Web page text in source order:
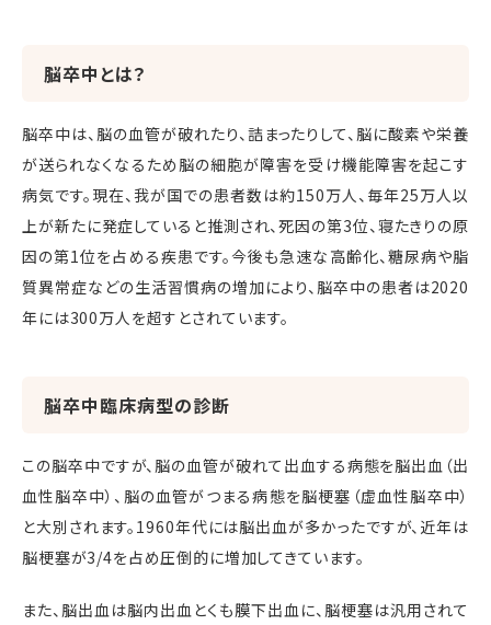
脳卒中とは？
脳卒中は、脳の血管が破れたり、詰まったりして、脳に酸素や栄養
が送られなくなるため脳の細胞が障害を受け機能障害を起こす
病気です。現在、我が国での患者数は約150万人、毎年25万人以
上が新たに発症していると推測され、死因の第3位、寝たきりの原
因の第1位を占める疾患です。今後も急速な高齢化、糖尿病や脂
質異常症などの生活習慣病の増加により、脳卒中の患者は2020
年には300万人を超すとされています。
脳卒中臨床病型の診断
この脳卒中ですが、脳の血管が破れて出血する病態を脳出血（出
血性脳卒中）、脳の血管がつまる病態を脳梗塞（虚血性脳卒中）
と大別されます。1960年代には脳出血が多かったですが、近年は
脳梗塞が3/4を占め圧倒的に増加してきています。
また、脳出血は脳内出血とくも膜下出血に、脳梗塞は汎用されて